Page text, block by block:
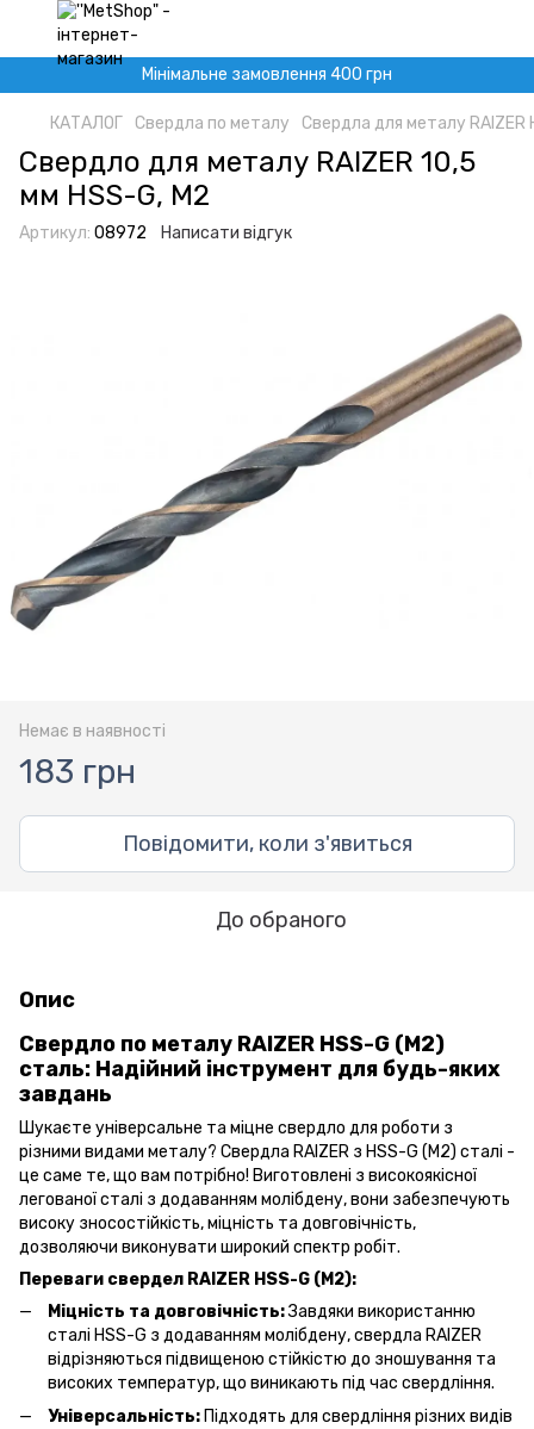
Мінімальне замовлення 400 грн
КАТАЛОГ Свердла по металу Свердла для металу RAIZER
Свердло для металу RAIZER 10,5
мм HSS-G, M2
Артикул: 08972 Написати відгук
Немає в наявності
183 грн
Повідомити, коли з'явиться
До обраного
Опис
Свердло по металу RAIZER HSS-G (M2)
сталь: Надійний інструмент для будь-яких
завдань
Шукаєте універсальне та міцне свердло для роботи з
різними видами металу? Свердла RAIZER з HSS-G (M2) сталі -
це саме те, що вам потрібно! Виготовлені з високоякісної
легованої сталі з додаванням молібдену, вони забезпечують
високу зносостійкість, міцність та довговічність,
дозволяючи виконувати широкий спектр робіт.
Переваги свердел RAIZER HSS-G (M2):
Міцність та довговічність:Завдяки використанню
сталі HSS-G з додаванням молібдену, свердла RAIZER
відрізняються підвищеною стійкістю до зношування та
високих температур, що виникають під час свердління.
Універсальність: Підходять для свердління різних видів